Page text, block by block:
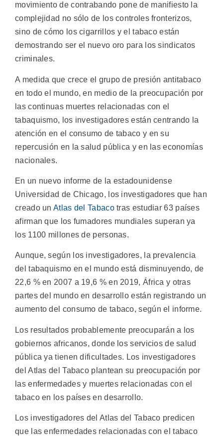
movimiento de contrabando pone de manifiesto la
complejidad no sólo de los controles fronterizos,
sino de cómo los cigarrillos y el tabaco están
demostrando ser el nuevo oro para los sindicatos
criminales.
A medida que crece el grupo de presión antitabaco
en todo el mundo, en medio de la preocupación por
las continuas muertes relacionadas con el
tabaquismo, los investigadores están centrando la
atención en el consumo de tabaco y en su
repercusión en la salud pública y en las economías
nacionales.
En un nuevo informe de la estadounidense
Universidad de Chicago, los investigadores que han
creado unAtlas del Tabacotras estudiar 63 países
afirman que los fumadores mundiales superan ya
los 1100 millones de personas.
Aunque, según los investigadores, la prevalencia
del tabaquismo en el mundo está disminuyendo, de
22,6 % en 2007 a 19,6 % en 2019, África y otras
partes del mundo en desarrollo están registrando un
aumento del consumo de tabaco, según el informe.
Los resultados probablemente preocuparán a los
gobiernos africanos, donde los servicios de salud
pública ya tienen dificultades. Los investigadores
del Atlas del Tabaco plantean su preocupación por
las enfermedades y muertes relacionadas con el
tabaco en los países en desarrollo.
Los investigadores del Atlas del Tabaco predicen
que las enfermedades relacionadas con el tabaco